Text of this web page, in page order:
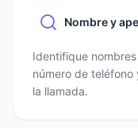
Nombre y
Identifique
número de
la llamada.